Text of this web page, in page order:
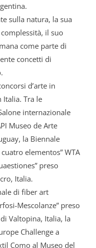
sulla natura, la sua
il suo
come parte di
concetti di
d’arte in
Italia. Tra le
internazionale
Museo de Arte
la Biennale
elementos” WTA
preso
Italia.
di fiber art
Mescolanze” preso
Valtopina, Italia, la
Challenge a
Como al Museo del